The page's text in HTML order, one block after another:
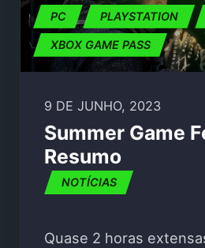
PC PLAYSTATION
XBOX GAME PASS
9 DE JUNHO, 2023
Summer Game
Resumo
NOTÍCIAS
Quase 2 horas